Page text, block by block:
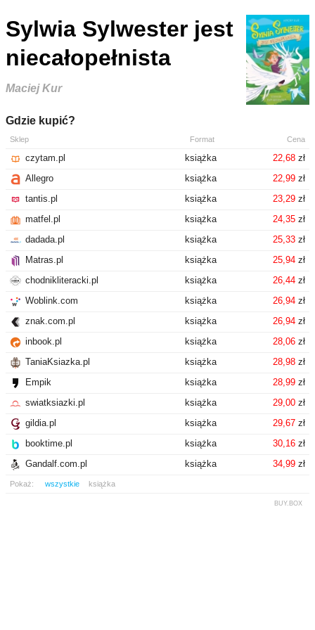
Sylwia Sylwester jest
niecałopełnista
Maciej Kur
Gdzie kupić?
Sklep Format Cena
czytam.pl książka 22,68 zł
Allegro
książka 22,99 zł
tantis.pl
książka 23,29 zł
matfel.pl
książka 24,35 zł
dadada.pl
książka 25,33 zł
Matras.pl
książka 25,94 zł
chodnikliteracki.pl
książka 26,44 zł
Woblink.com
książka 26,94 zł
znak.com.pl
książka 26,94 zł
inbook.pl
książka 28,06 zł
TaniaKsiazka.pl
książka 28,98 zł
Empik
książka 28,99 zł
swiatksiazki.pl
książka 29,00 zł
gildia.pl
książka 29,67 zł
booktime.pl
książka 30,16 zł
Gandalf.com.pl
książka 34,99 zł
Pokaż: wszystkie książka
BUY.BOX